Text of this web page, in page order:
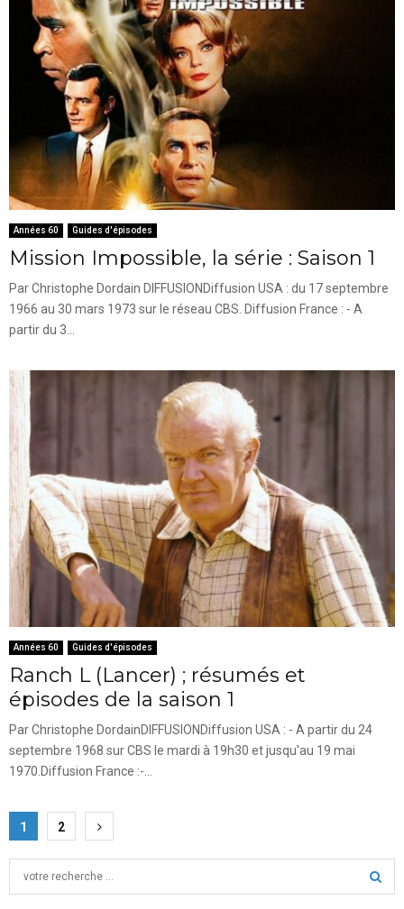
Années 60 Guides d'épisodes
Mission Impossible, la série : Saison 1
Par Christophe Dordain DIFFUSIONDiffusion USA : du 17 septembre
1966 au 30 mars 1973 sur le réseau CBS. Diffusion France : - A
partir du 3...
Années 60 Guides d'épisodes
Ranch L (Lancer) ; résumés et
épisodes de la saison 1
Par Christophe DordainDIFFUSIONDiffusion USA : - A partir du 24
septembre 1968 sur CBS le mardi à 19h30 et jusqu'au 19 mai
1970.Diffusion France :-...
Pagination
des
publications
1 2